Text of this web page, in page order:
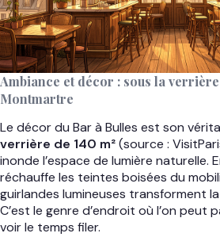
Ambiance et décor : sous la
Montmartre
Le décor du Bar à Bulles est son
verrière de 140 m²(source :
inonde l’espace de lumière naturelle.
réchauffe les teintes boisées du
guirlandes lumineuses transforment
C’est le genre d’endroit où l’on peut
voir le temps filer.